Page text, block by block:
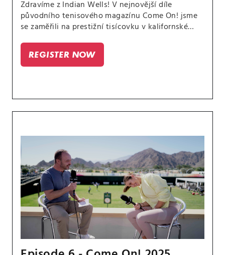
Zdravíme z Indian Wells! V nejnovější díle
původního tenisového magazínu Come On! jsme
se zaměřili na prestižní tisícovku v kalifornské
CANAL+ Sport. Dále přiblížíme novou vizuální
identitu WTA a podíváme se na nejlepší údery
REGISTER NOW